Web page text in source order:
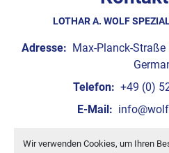
Wir verwenden Cookies, um Ihren
LOTHAR A. WOLF
Adresse: Max-Planck-
Telefon: +49 (0)
E-Mail:
Cookie-